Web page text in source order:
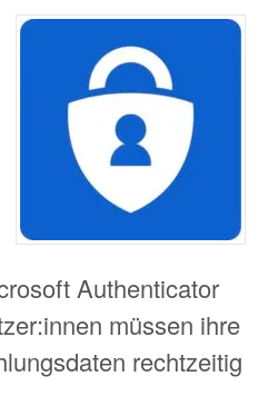
Authenticator
müssen ihre
rechtzeitig